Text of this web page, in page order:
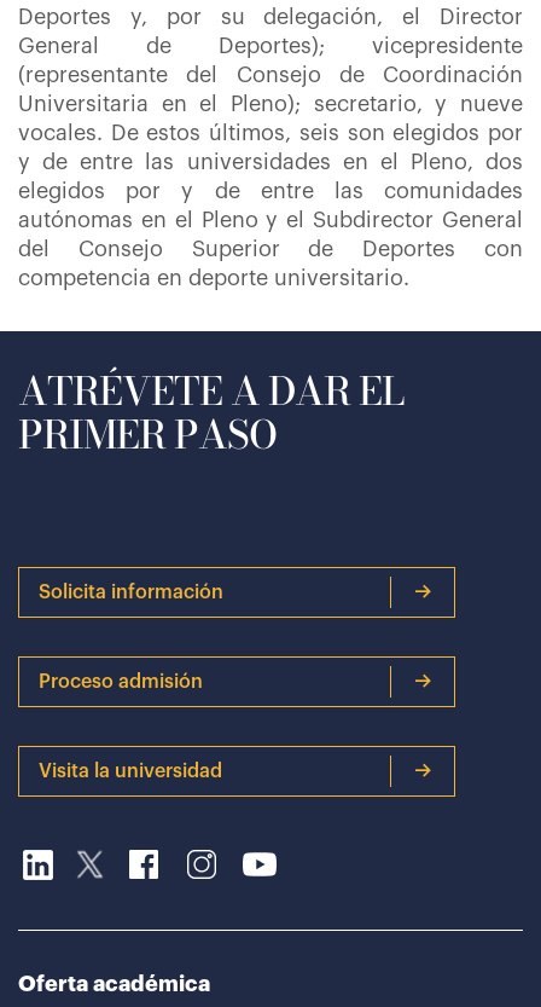
Deportes y, por su delegación, el Director
General de Deportes); vicepresidente
(representante del Consejo de Coordinación
Universitaria en el Pleno); secretario, y nueve
vocales. De estos últimos, seis son elegidos por
y de entre las universidades en el Pleno, dos
elegidos por y de entre las comunidades
autónomas en el Pleno y el Subdirector General
del Consejo Superior de Deportes con
competencia en deporte universitario.
ATRÉVETE A DAR EL
PRIMER PASO
Solicita información
Proceso admisión
Visita la universidad
Oferta académica